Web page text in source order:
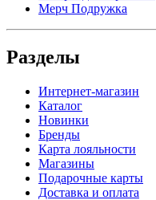
Мерч Подружка
Разделы
Интернет-магазин
Каталог
Новинки
Бренды
Карта лояльности
Магазины
Подарочные карты
Доставка и оплата